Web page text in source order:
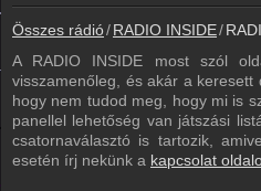
Összes rádió RADIO INSIDE
A RADIO INSIDE most szól
visszamenőleg, és akár a keresett
hogy nem tudod meg, hogy mi is
panellel lehetőség van játszási
csatornaválasztó is tartozik,
esetén írj nekünk a kapcsolat